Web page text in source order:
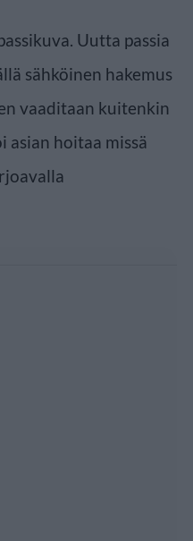
Uutta passia
sähköinen hakemus
vaaditaan kuitenkin
asian hoitaa missä